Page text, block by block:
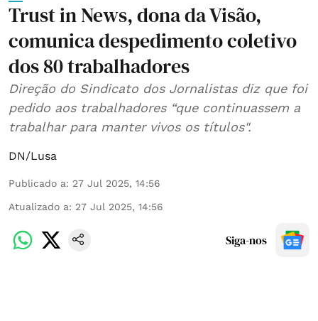
Trust in News, dona da Visão,
comunica despedimento coletivo
dos 80 trabalhadores
Direção do Sindicato dos Jornalistas diz que foi
pedido aos trabalhadores “que continuassem a
trabalhar para manter vivos os títulos".
DN/Lusa
Publicado a: 27 Jul 2025, 14:56
Atualizado a: 27 Jul 2025, 14:56
Siga-nos